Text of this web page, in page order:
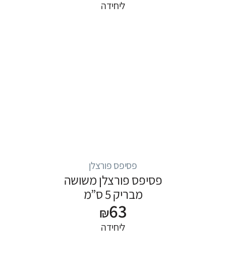
ליחידה
פסיפס פורצלן
פסיפס פורצלן משושה
מבריק 5 ס”מ
₪63
ליחידה